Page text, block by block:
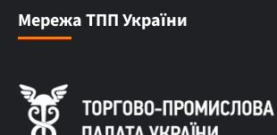
Мережа ТПП України